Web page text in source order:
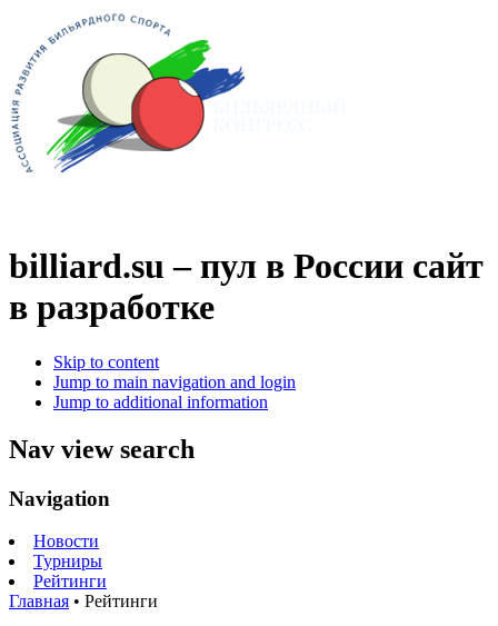
billiard.su – пул в России сайт
в разработке
Skip to content
Jump to main navigation and login
Jump to additional information
Nav view search
Navigation
Новости
Турниры
Рейтинги
Главная • Рейтинги